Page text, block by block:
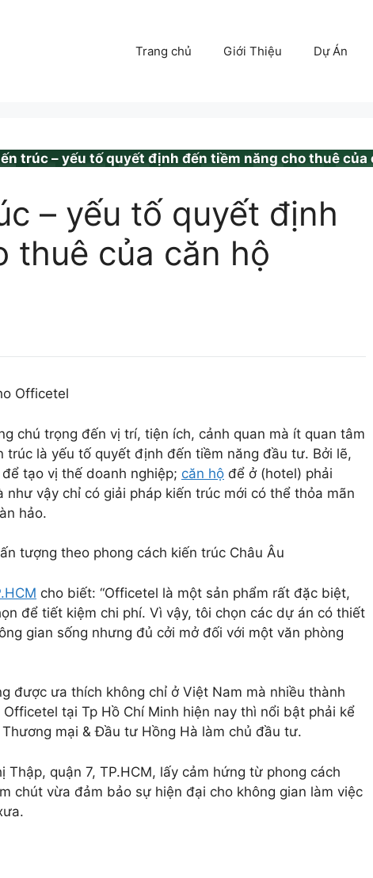
Trang chủ Giới Thiệu Dự Án
trúc – yếu tố quyết định đến tiềm năng cho thuê của
– yếu tố quyết định
thuê của căn hộ
Officetel
chú trọng đến vị trí, tiện ích, cảnh quan mà ít quan tâm
là yếu tố quyết định đến tiềm năng đầu tư. Bởi lẽ,
tạo vị thế doanh nghiệp; căn hộ để ở (hotel) phải
vậy chỉ có giải pháp kiến trúc mới có thể thỏa mãn
hảo.
tượng theo phong cách kiến trúc Châu Âu
cho biết: “Officetel là một sản phẩm rất đặc biệt,
để tiết kiệm chi phí. Vì vậy, tôi chọn các dự án có thiết
gian sống nhưng đủ cởi mở đối với một văn phòng
được ưa thích không chỉ ở Việt Nam mà nhiều thành
tại Tp Hồ Chí Minh hiện nay thì nổi bật phải kể
mại & Đầu tư Hồng Hà làm chủ đầu tư.
quận 7, TP.HCM, lấy cảm hứng từ phong cách
chút vừa đảm bảo sự hiện đại cho không gian làm việc